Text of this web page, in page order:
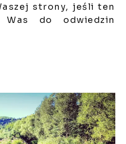
strony, jeśli ten
Was do odwiedzin